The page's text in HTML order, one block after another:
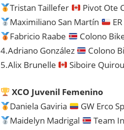
Tristan Taillefer
Pivot Ote
Maximiliano San Martín
Fabricio Raabe
Colono
4.Adriano González
Colono
5.Alix Brunelle
Siboire
XCO Juvenil Femenino
Daniela Gaviria
GW Erco
Maidelyn Madrigal
Team